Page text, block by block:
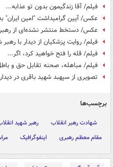
فیلم/ آقا زندگیمون بدون تو عذابه...
عکس/ آیین گرامیداشت "امین ایران"
عکس/ دستخط منتشر نشده‌ای از
فیلم/ روایت پزشکیان از دیدار با
فیلم/ قله را فتح خواهید کرد، اگر...
فیلم/ مباهله، صحنه تقابل حق و
تصویری از سپهبد شهید باقری در
برچسب‌ها
شهادت رهبر انقلاب رهبر شهید
مقام معظم رهبری
اینفوگرافیک